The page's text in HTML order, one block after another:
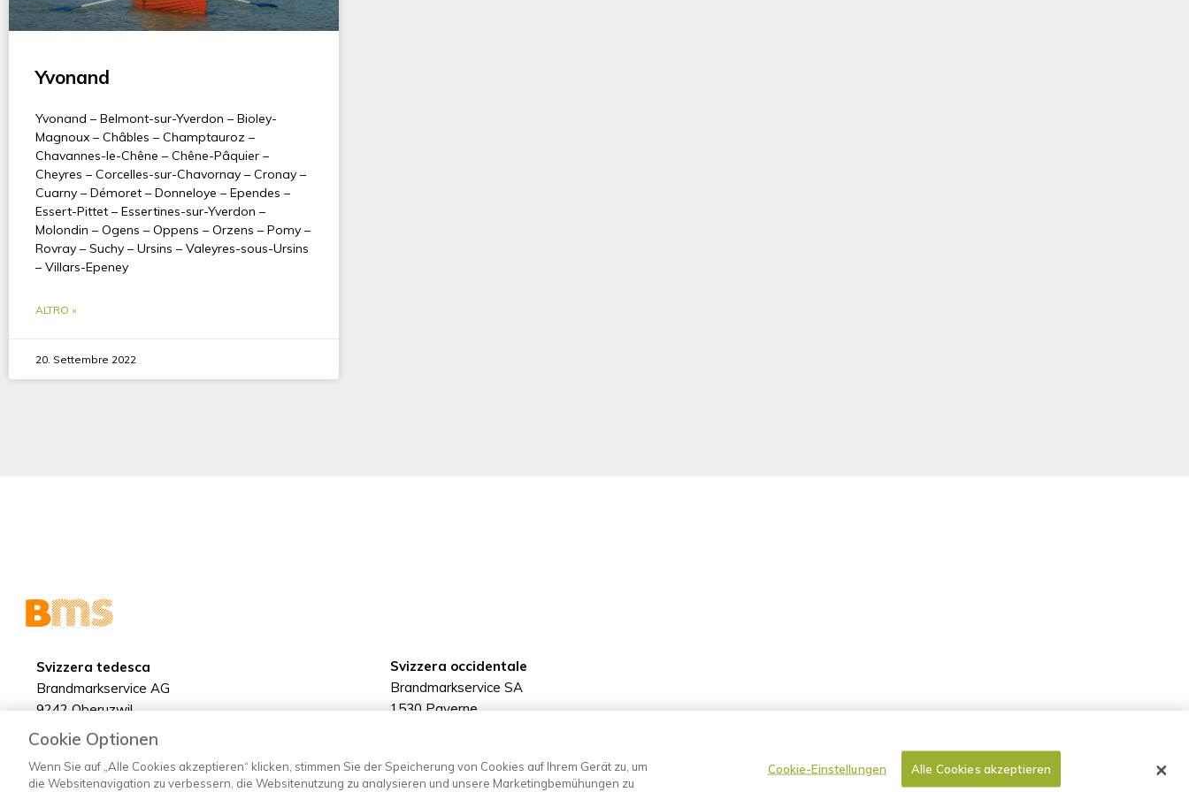
Yvonand
Yvonand – Belmont-sur-Yverdon – Bioley-
Magnoux – Châbles – Champtauroz –
Chavannes-le-Chêne – Chêne-Pâquier –
Cheyres – Corcelles-sur-Chavornay – Cronay –
Cuarny – Démoret – Donneloye – Ependes –
Essert-Pittet – Essertines-sur-Yverdon –
Molondin – Ogens – Oppens – Orzens – Pomy –
Rovray – Suchy – Ursins – Valeyres-sous-Ursins
– Villars-Epeney
ALTRO »
20. Settembre 2022
Svizzera tedesca
Brandmarkservice AG
9242 Oberuzwil
+41 71 955 77 55
info@brandmarkservice.ch
Svizzera occidentale
Brandmarkservice SA
1530 Payerne
Cookie Optionen
Wenn Sie auf „Alle Cookies akzeptieren“ klicken, stimmen Sie der Speicherung von Cookies auf Ihrem Gerät zu, um
die Websitenavigation zu verbessern, die Websitenutzung zu analysieren und unsere Marketingbemühungen zu
Cookie-Einstellungen Alle Cookies akzeptieren